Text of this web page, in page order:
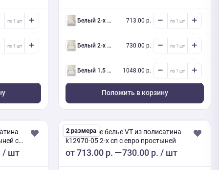
белый 2-х сп евро (Люкс) с нав. 713.00 р.
белый 2-х сп евро (Люкс) с нав. 730.00 р.
белый 1.5 сп с 2мя нав 70/70 1048.00 р.
Положить в корзину
с
/ шт
2 размера
Постельное белье VT из полисатина
k12970-05 2-х сп с евро простыней
от713.00 р. 730.00 р. / шт